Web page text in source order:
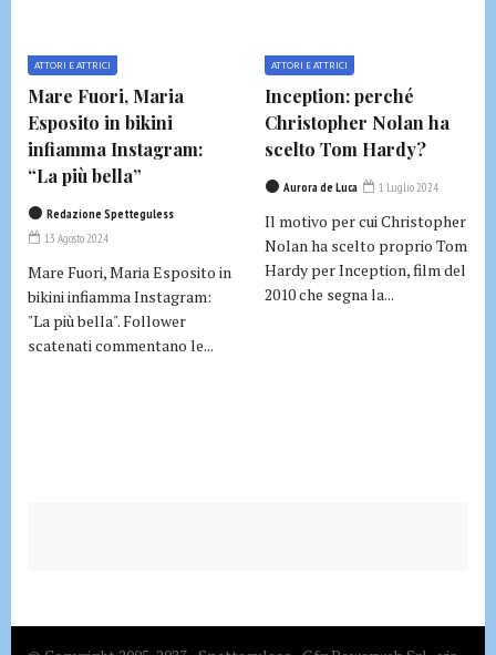
ATTORI E ATTRICI
Mare Fuori, Maria
Esposito in bikini
infiamma Instagram:
“La più bella”
Redazione Spetteguless
13 Agosto 2024
Mare Fuori, Maria Esposito in
bikini infiamma Instagram:
"La più bella". Follower
scatenati commentano le...
ATTORI E ATTRICI
Inception: perché
Christopher Nolan ha
scelto Tom Hardy?
Aurora de Luca 1 Luglio 2024
Il motivo per cui Christopher
Nolan ha scelto proprio Tom
Hardy per Inception, film del
2010 che segna la...